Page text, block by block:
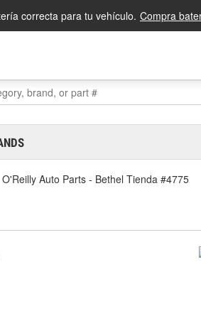
correcta para tu vehículo. Compra
O'Reilly Auto Parts - Bethel Tienda #4775